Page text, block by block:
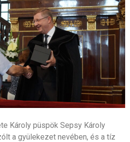
Károly püspök Sepsy Károly
a gyülekezet nevében, és a tíz